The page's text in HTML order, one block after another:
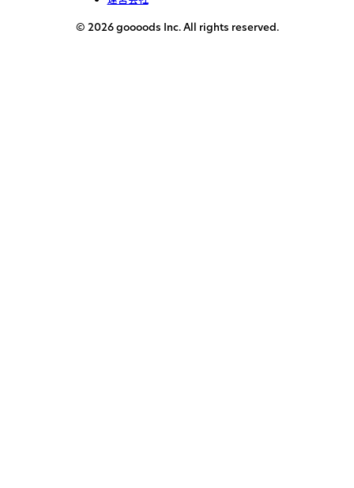
© 2026 goooods Inc. All rights reserved.